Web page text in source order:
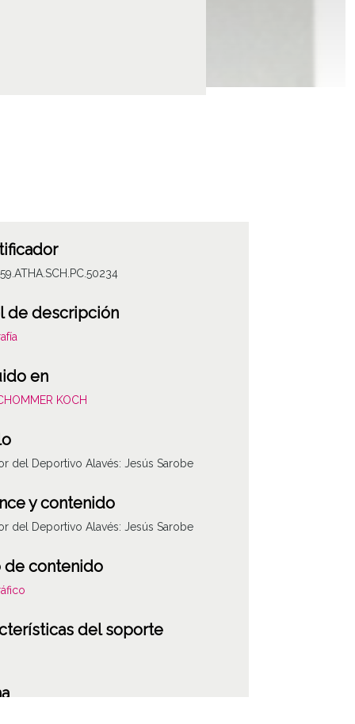
de descripción
en
KOCH
del Deportivo Alavés: Jesús Sarobe
y contenido
del Deportivo Alavés: Jesús Sarobe
de contenido
del soporte